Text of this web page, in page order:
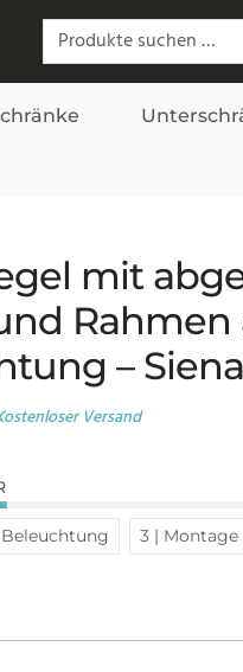
Suchen nach:
mit
Rahmen
–
Versand
3 | Montage